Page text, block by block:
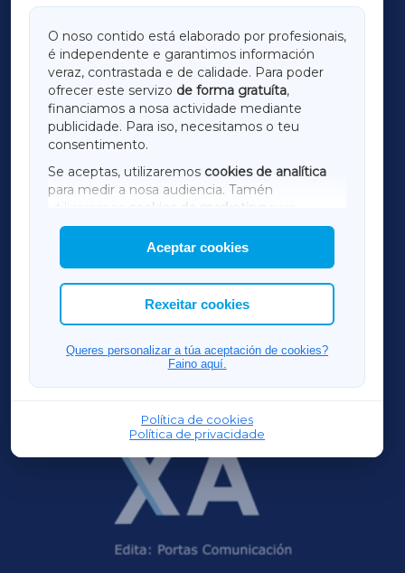
O noso contido está elaborado por profesionais,
é independente e garantimos información
veraz, contrastada e de calidade. Para poder
ofrecer este servizo de forma gratuíta,
financiamos a nosa actividade mediante
publicidade. Para iso, necesitamos o teu
consentimento.
Se aceptas, utilizaremos cookies de analítica
para medir a nosa audiencia. Tamén
utilizaremos
cookies de marketing
mostrar publicidade de terceiros.
Así mesmo, podes personalizar a elección das
cookies que desexas permitir.
Aceptar cookies
Rexeitar cookies
Queres personalizar a túa aceptación de cookies?
Faino aquí.
Política de cookies
Política de privacidade
LUGOXA
TERRACHAXA
AMARIÑAXA
RIBEIRASACRAXA
ACORUÑAXA
FERROLXA
OURENSEXA